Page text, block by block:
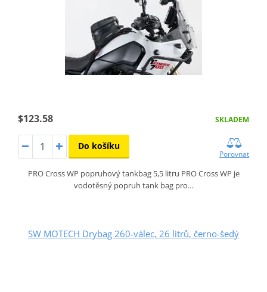
$123.58 SKLADEM
Do košíku
Porovnat
PRO Cross WP popruhový tankbag 5,5 litru PRO Cross WP je
vodotěsný popruh tank bag pro…
SW MOTECH Drybag 260-válec, 26 litrů, černo-šedý